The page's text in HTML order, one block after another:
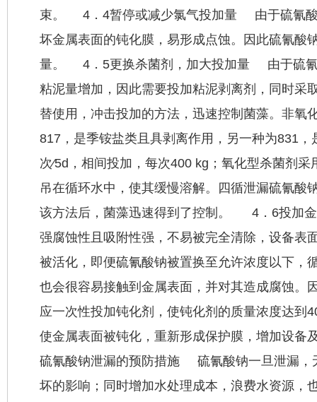
束。 4．4暂停或减少氯气投加量 由于硫氰酸
坏金属表面的钝化膜，易形成点蚀。因此硫氰酸
量。 4．5更换杀菌剂，加大投加量 由于硫氰
粘泥量增加，因此需要投加粘泥剥离剂，同时采
替使用，冲击投加的方法，迅速控制菌藻。非氧
817，是季铵盐类且具剥离作用，另一种为831
次∕5d，相间投加，每次400 kg；氧化型杀菌剂
吊在循环水中，使其缓慢溶解。四循泄漏硫氰酸
该方法后，菌藻迅速得到了控制。 4．6投加
强腐蚀性且吸附性强，不易被完全清除，设备表
被活化，即便硫氰酸钠被置换至允许浓度以下，
也会很容易接触到金属表面，并对其造成腐蚀。
应一次性投加钝化剂，使钝化剂的质量浓度达到
使金属表面被钝化，重新形成保护膜，增加设
硫氰酸钠泄漏的预防措施 硫氰酸钠一旦泄漏，
坏的影响；同时增加水处理成本，浪费水资源，